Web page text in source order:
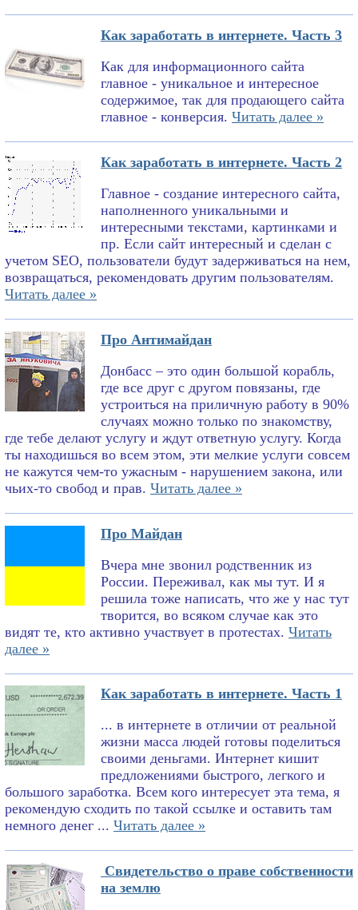
Как заработать в интернете. Часть 3
Как для информационного сайта
главное - уникальное и интересное
содержимое, так для продающего сайта
главное - конверсия. Читать далее »
Как заработать в интернете. Часть 2
Главное - создание интересного сайта,
наполненного уникальными и
интересными текстами, картинками и
пр. Если сайт интересный и сделан с
учетом SEO, пользователи будут задерживаться на нем,
возвращаться, рекомендовать другим пользователям.
Читать далее »
Про Антимайдан
Донбасс – это один большой корабль,
где все друг с другом повязаны, где
устроиться на приличную работу в 90%
случаях можно только по знакомству,
где тебе делают услугу и ждут ответную услугу. Когда
ты находишься во всем этом, эти мелкие услуги совсем
не кажутся чем-то ужасным - нарушением закона, или
чьих-то свобод и прав. Читать далее »
Про Майдан
Вчера мне звонил родственник из
России. Переживал, как мы тут. И я
решила тоже написать, что же у нас тут
творится, во всяком случае как это
видят те, кто активно участвует в протестах. Читать
далее »
Как заработать в интернете. Часть 1
... в интернете в отличии от реальной
жизни масса людей готовы поделиться
своими деньгами. Интернет кишит
предложениями быстрого, легкого и
большого заработка. Всем кого интересует эта тема, я
рекомендую сходить по такой ссылке и оставить там
немного денег ... Читать далее »
Свидетельство о праве собственности
на землю